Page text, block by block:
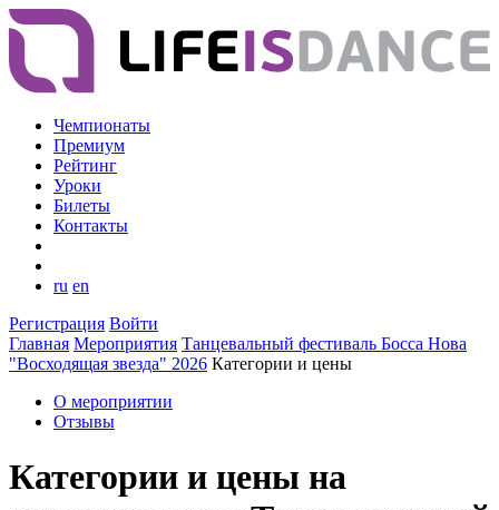
Чемпионаты
Премиум
Рейтинг
Уроки
Билеты
Контакты
ru en
Регистрация Войти
Главная Мероприятия Танцевальный фестиваль Босса Нова
"Восходящая звезда" 2026 Категории и цены
О мероприятии
Отзывы
Категории и цены на